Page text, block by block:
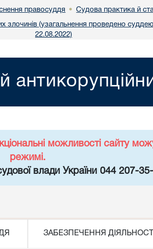
правосуддя • Судова практика й
злочинів (узагальнення проведено
22.08.2022)
можливості сайту
режимі.
влади України 044 207-
ЗАБЕЗПЕЧЕННЯ ДІЯЛЬНОСТІ